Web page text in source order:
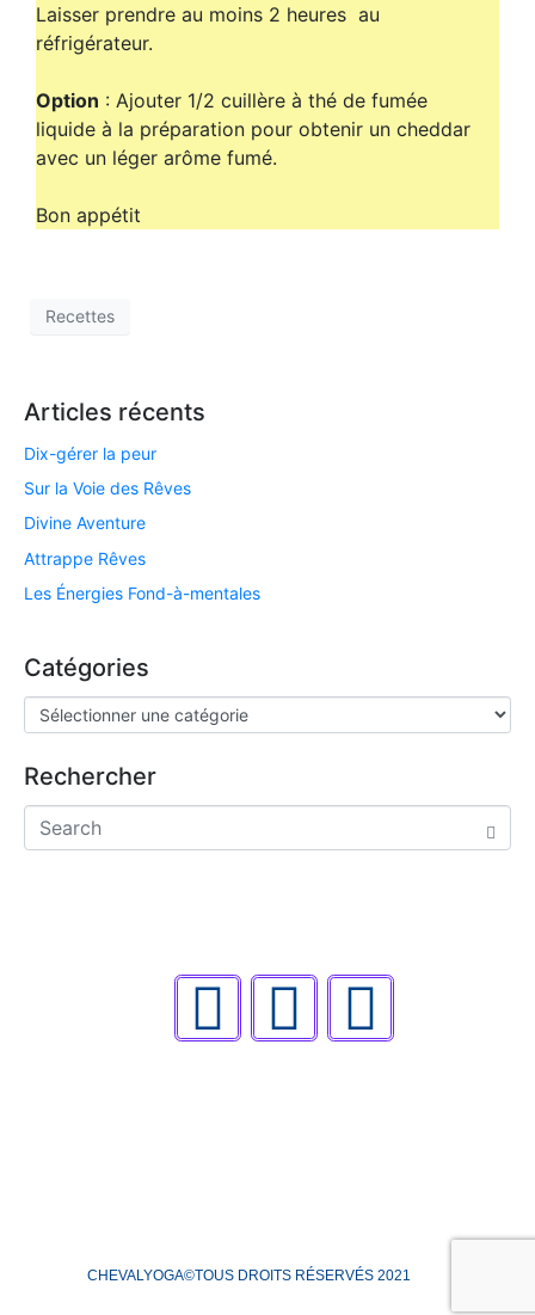
Laisser prendre au moins 2 heures au
réfrigérateur.
Option : Ajouter 1/2 cuillère à thé de fumée
liquide à la préparation pour obtenir un cheddar
avec un léger arôme fumé.
Bon appétit
Recettes
Articles récents
Dix-gérer la peur
Sur la Voie des Rêves
Divine Aventure
Attrappe Rêves
Les Énergies Fond-à-mentales
Catégories
Rechercher
CHEVALYOGA©TOUS DROITS RÉSERVÉS 2021